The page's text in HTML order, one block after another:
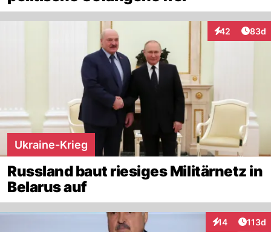
42
Interaktionen
83d
Ukraine-Krieg
Russland baut riesiges Militärnetz in
Belarus auf
14
Interaktionen
113d